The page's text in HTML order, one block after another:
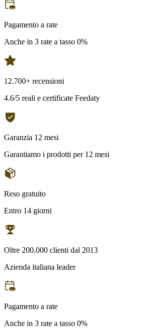
Pagamento a rate
Anche in 3 rate a tasso 0%
12.700+ recensioni
4.6/5 reali e certificate Feedaty
Garanzia 12 mesi
Garantiamo i prodotti per 12 mesi
Reso gratuito
Entro 14 giorni
Oltre 200.000 clienti dal 2013
Azienda italiana leader
Pagamento a rate
Anche in 3 rate a tasso 0%